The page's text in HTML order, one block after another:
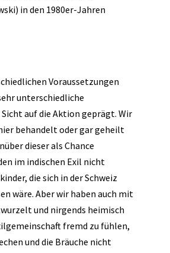
in den 1980er-Jahren
Voraussetzungen
unterschiedliche
auf die Aktion geprägt. Wir
behandelt oder gar geheilt
dieser als Chance
im indischen Exil nicht
die sich in der Schweiz
wäre. Aber wir haben auch mit
und nirgends heimisch
fremd zu fühlen,
und die Bräuche nicht